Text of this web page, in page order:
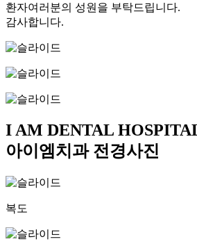
환자여러분의 성원을 부탁드립니다.
감사합니다.
I AM DENTAL
아이엠치과 전경사진
복도